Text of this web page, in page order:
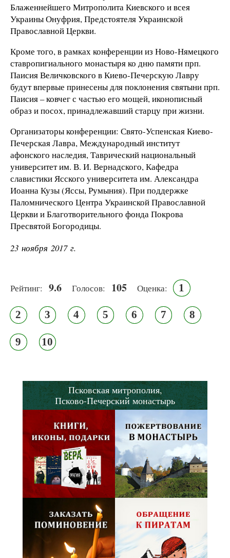
Блаженнейшего Митрополита Киевского и всея
Украины Онуфрия, Предстоятеля Украинской
Православной Церкви.
Кроме того, в рамках конференции из Ново-Нямецкого
ставропигиального монастыря ко дню памяти прп.
Паисия Величковского в Киево-Печерскую Лавру
будут впервые принесены для поклонения святыни прп.
Паисия – ковчег с частью его мощей, иконописный
образ и посох, принадлежавший старцу при жизни.
Организаторы конференции: Свято-Успенская Киево-
Печерская Лавра, Международный институт
афонского наследия, Таврический национальный
университет им. В. И. Вернадского, Кафедра
славистики Ясского университета им. Александра
Иоанна Кузы (Яссы, Румыния). При поддержке
Паломнического Центра Украинской Православной
Церкви и Благотворительного фонда Покрова
Пресвятой Богородицы.
23 ноября 2017 г.
Рейтинг: 9.6 Голосов: 105 Оценка: 1
2 3 4 5 6 7 8
9 10
Псковская митрополия,
Псково-Печерский монастырь